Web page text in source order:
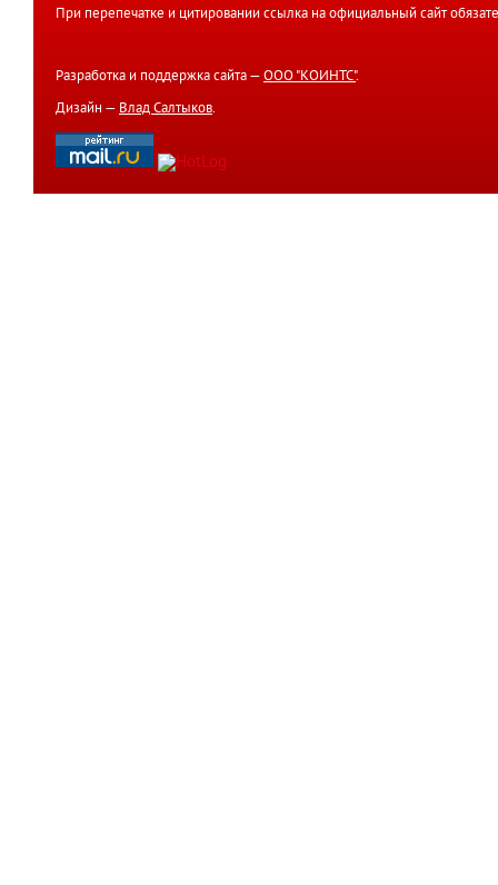
При перепечатке и цитировании ссылка на официальный сайт
Разработка и поддержка сайта — ООО "КОИНТС".
Дизайн — Влад Салтыков.